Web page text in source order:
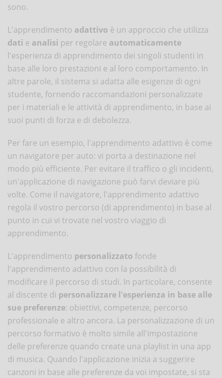
sono.
L'apprendimento adattivo è un approccio che utilizza
dati e analisi per regolare automaticamente
l'esperienza di apprendimento dei singoli studenti in
base alle loro prestazioni e al loro comportamento. In
altre parole, il sistema si adatta alle esigenze di ogni
studente, fornendo raccomandazioni personalizzate
per i materiali e le attività di apprendimento, in base ai
suoi punti di forza e di debolezza.
Per fare un esempio, l'apprendimento adattivo è come
un navigatore per auto: vi porta a destinazione nel
modo più efficiente. Per evitare il traffico o gli incidenti,
un'applicazione di navigazione può farvi deviare più
volte. Come il navigatore, l'apprendimento adattivo
regola il vostro percorso (di apprendimento) in base al
punto in cui vi trovate nel vostro viaggio di
apprendimento.
L'apprendimento personalizzato fonde
l'apprendimento adattivo con la possibilità di
modificare il percorso di studi. In particolare, consente
al discente di personalizzare l'esperienza in base alle
sue preferenze: obiettivi, competenze, percorso
professionale e altro ancora. La personalizzazione di un
percorso formativo è molto simile all'impostazione
delle preferenze quando create una playlist in una app
di musica. Quando l'applicazione inizia a suggerire
canzoni in base alle preferenze da voi impostate, si sta